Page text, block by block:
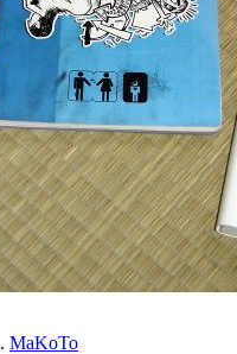
. MaKoTo